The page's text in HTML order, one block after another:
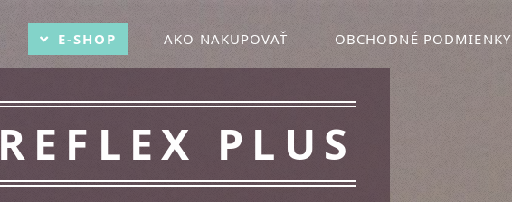
E-SHOP AKO NAKUPOVAŤ OBCHODNÉ PODMIENKY
REFLEX PLUS